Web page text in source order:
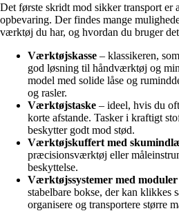
Det første skridt mod sikker transport er
opbevaring. Der findes mange
værktøj du har, og hvordan du bruger
Værktøjskasse – klassikeren,
god løsning til håndværktøj og
model med solide låse og
og rasler.
Værktøjstaske – ideel, hvis du
korte afstande. Tasker i kraftigt
beskytter godt mod stød.
Værktøjskuffert med
præcisionsværktøj eller
beskyttelse.
Værktøjssystemer med moduler
stabelbare bokse, der kan klikkes
organisere og transportere større